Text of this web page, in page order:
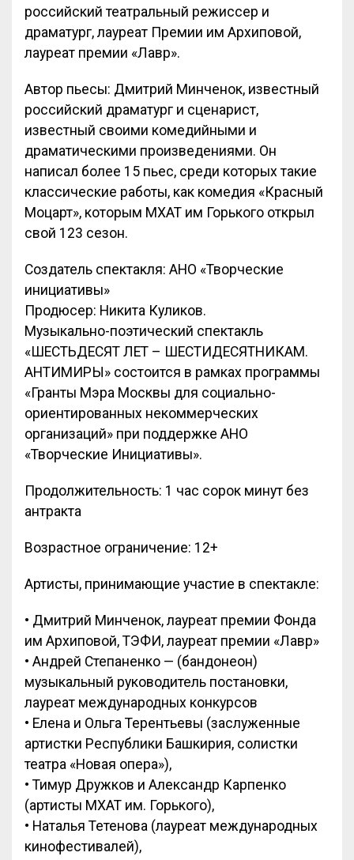
российский театральный режиссер и
драматург, лауреат Премии им Архиповой,
лауреат премии «Лавр».
Автор пьесы: Дмитрий Минченок, известный
российский драматург и сценарист,
известный своими комедийными и
драматическими произведениями. Он
написал более 15 пьес, среди которых такие
классические работы, как комедия «Красный
Моцарт», которым МХАТ им Горького открыл
свой 123 сезон.
Создатель спектакля: АНО «Творческие
инициативы»
Продюсер: Никита Куликов.
Музыкально-поэтический спектакль
«ШЕСТЬДЕСЯТ ЛЕТ – ШЕСТИДЕСЯТНИКАМ.
АНТИМИРЫ» состоится в рамках программы
«Гранты Мэра Москвы для социально-
ориентированных некоммерческих
организаций» при поддержке АНО
«Творческие Инициативы».
Продолжительность: 1 час сорок минут без
антракта
Возрастное ограничение: 12+
Артисты, принимающие участие в спектакле:
• Дмитрий Минченок, лауреат премии Фонда
им Архиповой, ТЭФИ, лауреат премии «Лавр»
• Андрей Степаненко — (бандонеон)
музыкальный руководитель постановки,
лауреат международных конкурсов
• Елена и Ольга Терентьевы (заслуженные
артистки Республики Башкирия, солистки
театра «Новая опера»),
• Тимур Дружков и Александр Карпенко
(артисты МХАТ им. Горького),
• Наталья Тетенова (лауреат международных
кинофестивалей),